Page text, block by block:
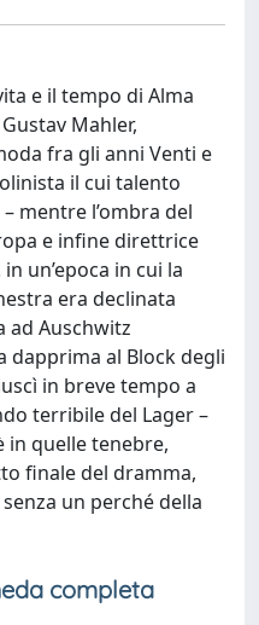
e il tempo di Alma
Mahler,
fra gli anni Venti e
il cui talento
mentre l’ombra del
e infine direttrice
un’epoca in cui la
era declinata
ad Auschwitz
dapprima al Block degli
in breve tempo a
terribile del Lager –
in quelle tenebre,
finale del dramma,
un perché della
completa